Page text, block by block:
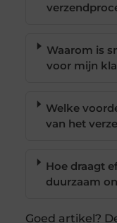
Waarom is
voor mijn
Welke
van het
Hoe draagt
duurzaam
Goed artikel?